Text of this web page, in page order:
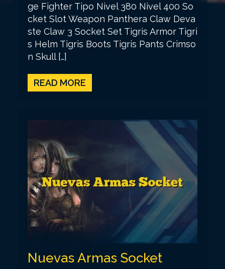
ge Fighter Tipo Nivel 380 Nivel 400 So
cket Slot Weapon Panthera Claw Deva
ste Claw 3 Socket Set Tigris Armor Tigri
s Helm Tigris Boots Tigris Pants Crimso
n Skull […]
READ MORE
Nuevas Armas Socket